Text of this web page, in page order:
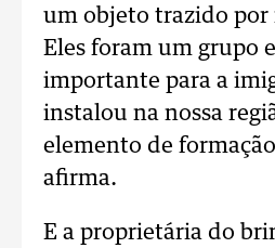
um objeto trazido por
Eles foram um grupo
importante para a
instalou na nossa
elemento de
afirma.
E a proprietária do